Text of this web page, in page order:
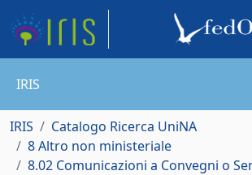
IRIS
IRIS
Catalogo Ricerca UniNA
8 Altro non ministeriale
8.02 Comunicazioni a Convegni o